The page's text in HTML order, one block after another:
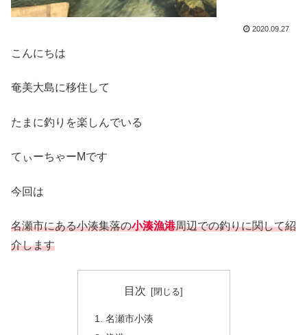
2020.09.27
こんにちは
奄美大島に移住して
たまに釣りを楽しんでいる
てぃーちゃーMです
今回は
名瀬市にある小湊集落の小湊漁港周辺での釣りに関して紹
介します
目次
名瀬市小湊